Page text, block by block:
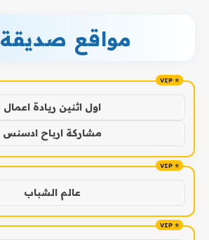
مواقع صديقة
اول اثنين ريادة اعمال
مشاركة ارباح ادسنس
عالم الشباب